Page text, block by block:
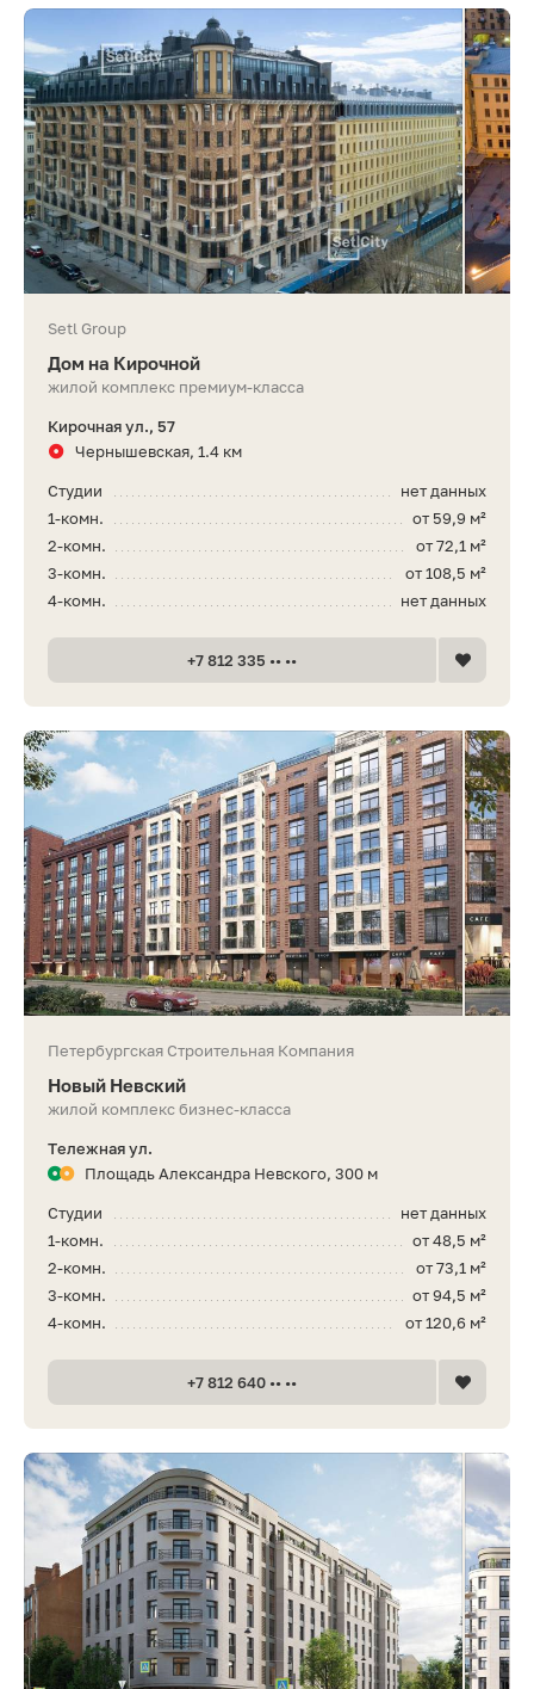
Setl Group
Дом на Кирочной
жилой комплекс премиум-класса
Кирочная ул., 57
Чернышевская, 1.4 км
нет данных
Студии
от 59,9 м²
1-комн.
от 72,1 м²
2-комн.
от 108,5 м²
3-комн.
нет данных
4-комн.
+7 812 335 •• ••
Петербургская Строительная Компания
Новый Невский
жилой комплекс бизнес-класса
Тележная ул.
Площадь Александра Невского, 300 м
нет данных
Студии
от 48,5 м²
1-комн.
от 73,1 м²
2-комн.
от 94,5 м²
3-комн.
от 120,6 м²
4-комн.
+7 812 640 •• ••